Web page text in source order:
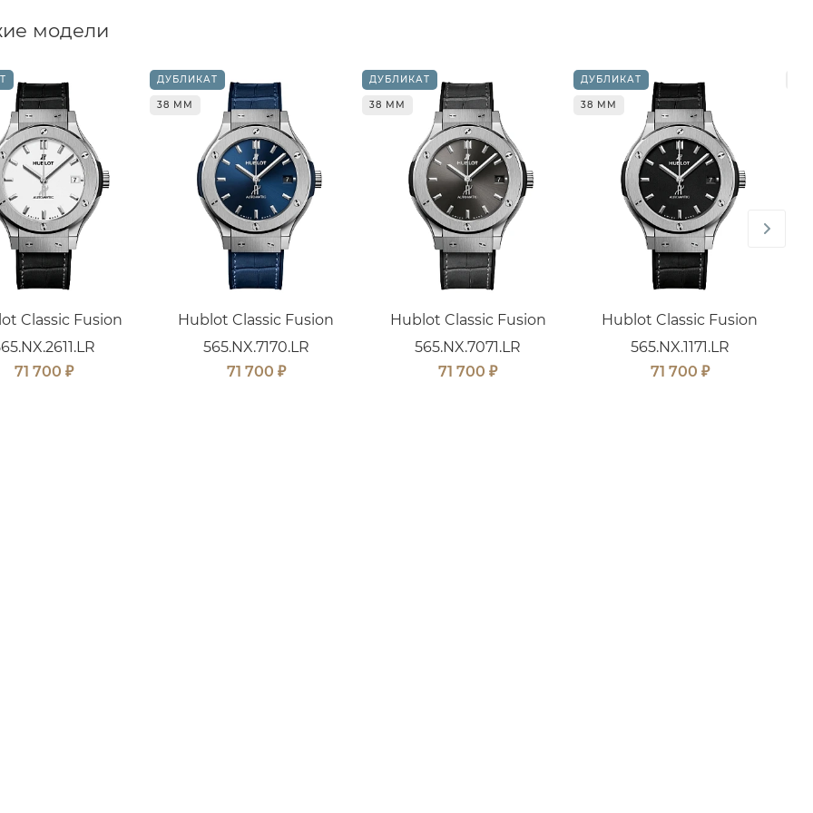
модели
Classic Fusion
71 700 ₽
ДУБЛИКАТ
38 ММ
Hublot Classic Fusion
565.NX.7170.LR
71 700 ₽
ДУБЛИКАТ
38 ММ
Hublot Classic Fusion
565.NX.7071.LR
71 700 ₽
ДУБЛИКАТ
38 ММ
Hublot Classic Fusion
565.NX.1171.LR
71 700 ₽